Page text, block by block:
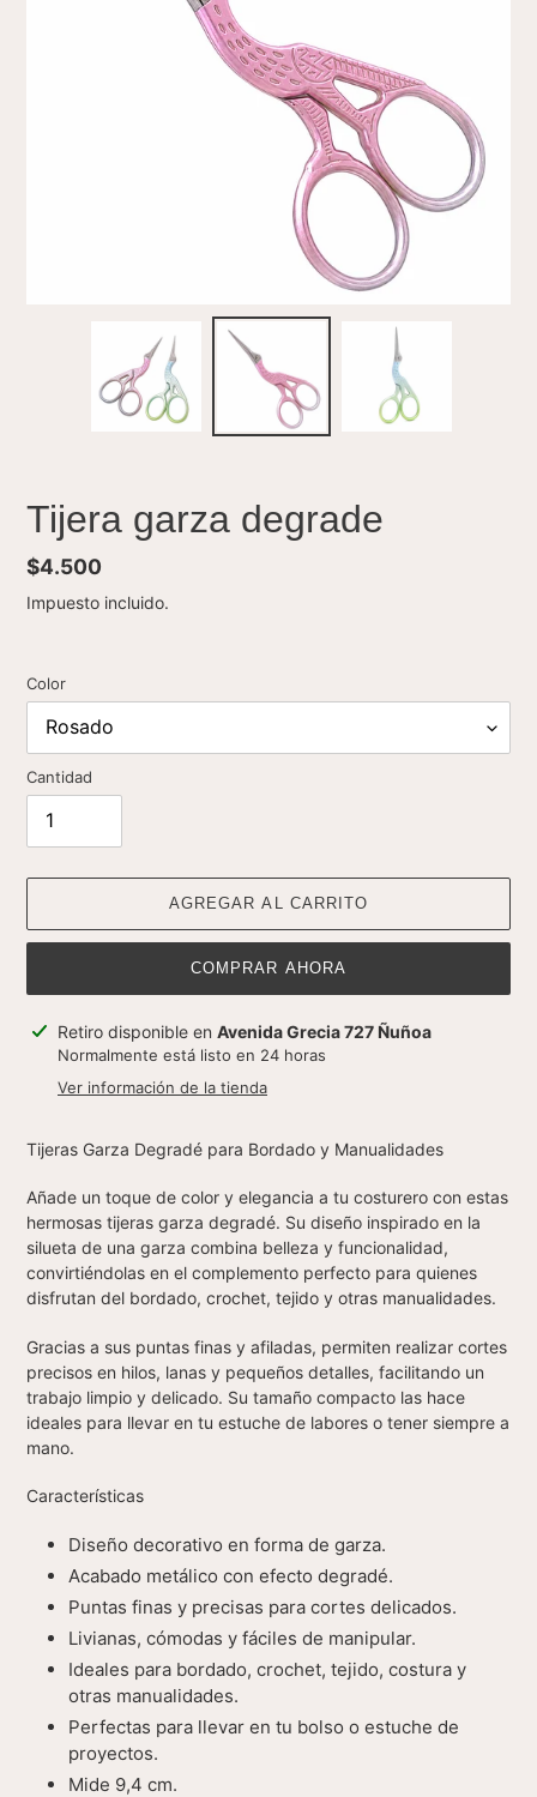
Tijera garza degrade
Precio
habitual
$4.500
Impuesto incluido.
Color
Cantidad
AGREGAR AL CARRITO
COMPRAR AHORA
Agregando
producto
carrito
Retiro disponible en Avenida Grecia 727 Ñuñoa
Normalmente está listo en 24 horas
Ver información de la tienda
Tijeras Garza Degradé para Bordado y Manualidades
Añade un toque de color y elegancia a tu costurero con estas
hermosas tijeras garza degradé. Su diseño inspirado en la
silueta de una garza combina belleza y funcionalidad,
convirtiéndolas en el complemento perfecto para quienes
disfrutan del bordado, crochet, tejido y otras manualidades.
Gracias a sus puntas finas y afiladas, permiten realizar cortes
precisos en hilos, lanas y pequeños detalles, facilitando un
trabajo limpio y delicado. Su tamaño compacto las hace
ideales para llevar en tu estuche de labores o tener siempre a
mano.
Características
Diseño decorativo en forma de garza.
Acabado metálico con efecto degradé.
Puntas finas y precisas para cortes delicados.
Livianas, cómodas y fáciles de manipular.
Ideales para bordado, crochet, tejido, costura y
otras manualidades.
Perfectas para llevar en tu bolso o estuche de
proyectos.
Mide 9,4 cm.